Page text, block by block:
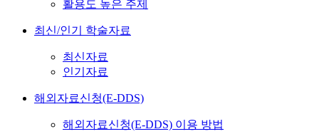
활용도 높은 주제
최신/인기 학술자료
최신자료
인기자료
해외자료신청(E-DDS)
해외자료신청(E-DDS) 이용 방법